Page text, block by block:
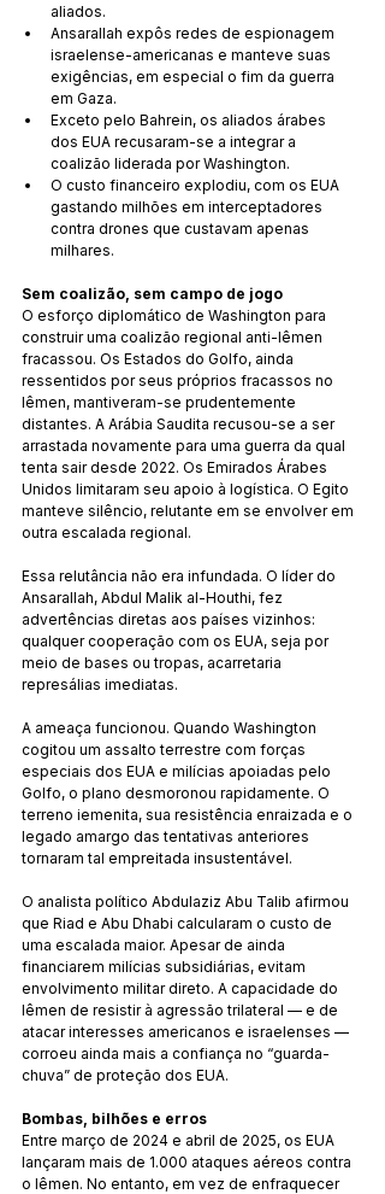
aliados.
Ansarallah expôs redes de espionagem
israelense-americanas e manteve suas
exigências, em especial o fim da guerra
em Gaza.
Exceto pelo Bahrein, os aliados árabes
dos EUA recusaram-se a integrar a
coalizão liderada por Washington.
O custo financeiro explodiu, com os EUA
gastando milhões em interceptadores
contra drones que custavam apenas
milhares.
Sem coalizão, sem campo de jogo
O esforço diplomático de Washington para
construir uma coalizão regional anti-Iêmen
fracassou. Os Estados do Golfo, ainda
ressentidos por seus próprios fracassos no
Iêmen, mantiveram-se prudentemente
distantes. A Arábia Saudita recusou-se a ser
arrastada novamente para uma guerra da qual
tenta sair desde 2022. Os Emirados Árabes
Unidos limitaram seu apoio à logística. O Egito
manteve silêncio, relutante em se envolver em
outra escalada regional.
Essa relutância não era infundada. O líder do
Ansarallah, Abdul Malik al-Houthi, fez
advertências diretas aos países vizinhos:
qualquer cooperação com os EUA, seja por
meio de bases ou tropas, acarretaria
represálias imediatas.
A ameaça funcionou. Quando Washington
cogitou um assalto terrestre com forças
especiais dos EUA e milícias apoiadas pelo
Golfo, o plano desmoronou rapidamente. O
terreno iemenita, sua resistência enraizada e o
legado amargo das tentativas anteriores
tornaram tal empreitada insustentável.
O analista político Abdulaziz Abu Talib afirmou
que Riad e Abu Dhabi calcularam o custo de
uma escalada maior. Apesar de ainda
financiarem milícias subsidiárias, evitam
envolvimento militar direto. A capacidade do
Iêmen de resistir à agressão trilateral — e de
atacar interesses americanos e israelenses —
corroeu ainda mais a confiança no “guarda-
chuva” de proteção dos EUA.
Bombas, bilhões e erros
Entre março de 2024 e abril de 2025, os EUA
lançaram mais de 1.000 ataques aéreos contra
o Iêmen. No entanto, em vez de enfraquecer